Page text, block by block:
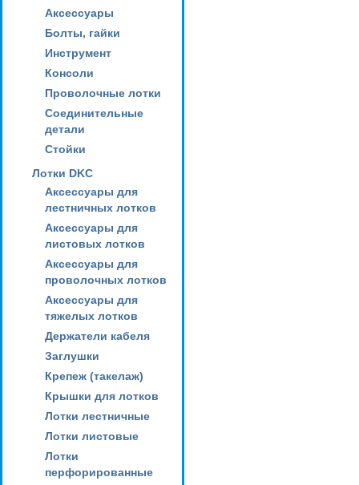
Аксессуары
Болты, гайки
Инструмент
Консоли
Проволочные лотки
Соединительные
детали
Стойки
Лотки DKC
Аксессуары для
лестничных лотков
Аксессуары для
листовых лотков
Аксессуары для
проволочных лотков
Аксессуары для
тяжелых лотков
Держатели кабеля
Заглушки
Крепеж (такелаж)
Крышки для лотков
Лотки лестничные
Лотки листовые
Лотки
перфорированные